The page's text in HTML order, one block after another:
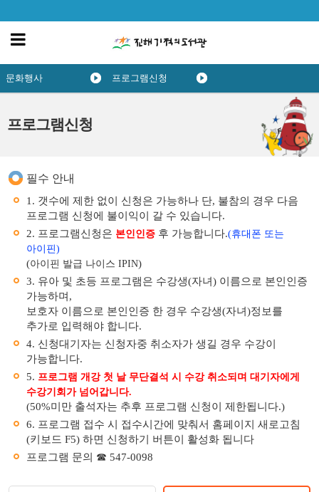
프로그램신청
문화행사 프로그램신청
필수 안내
1. 갯수에 제한 없이 신청은 가능하나 단, 불참의 경우 다음
프로그램 신청에 불이익이 갈 수 있습니다.
2. 프로그램신청은 본인인증 후 가능합니다.(휴대폰 또는
아이핀)
(아이핀 발급 나이스 IPIN)
3. 유아 및 초등 프로그램은 수강생(자녀) 이름으로 본인인증
가능하며,
보호자 이름으로 본인인증 한 경우 수강생(자녀)정보를
추가로 입력해야 합니다.
4. 신청대기자는 신청자중 취소자가 생길 경우 수강이
가능합니다.
5. 프로그램 개강 첫 날 무단결석 시 수강 취소되며 대기자에게
수강기회가 넘어갑니다.
(50%미만 출석자는 추후 프로그램 신청이 제한됩니다.)
6. 프로그램 접수 시 접수시간에 맞춰서 홈페이지 새로고침
(키보드 F5) 하면 신청하기 버튼이 활성화 됩니다
프로그램 문의 ☎ 547-0098